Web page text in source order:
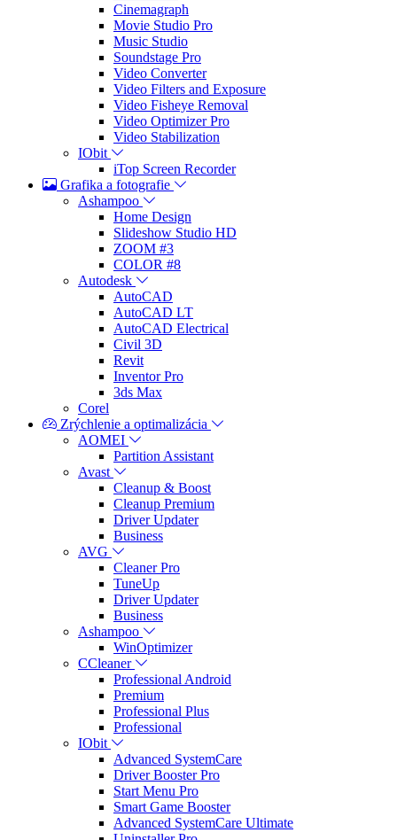
Cinemagraph
Movie Studio Pro
Music Studio
Soundstage Pro
Video Converter
Video Filters and Exposure
Video Fisheye Removal
Video Optimizer Pro
Video Stabilization
IObit
iTop Screen Recorder
Grafika a fotografie
Ashampoo
Home Design
Slideshow Studio HD
ZOOM #3
COLOR #8
Autodesk
AutoCAD
AutoCAD LT
AutoCAD Electrical
Civil 3D
Revit
Inventor Pro
3ds Max
Corel
Zrýchlenie a optimalizácia
AOMEI
Partition Assistant
Avast
Cleanup & Boost
Cleanup Premium
Driver Updater
Business
AVG
Cleaner Pro
TuneUp
Driver Updater
Business
Ashampoo
WinOptimizer
CCleaner
Professional Android
Premium
Professional Plus
Professional
IObit
Advanced SystemCare
Driver Booster Pro
Start Menu Pro
Smart Game Booster
Advanced SystemCare Ultimate